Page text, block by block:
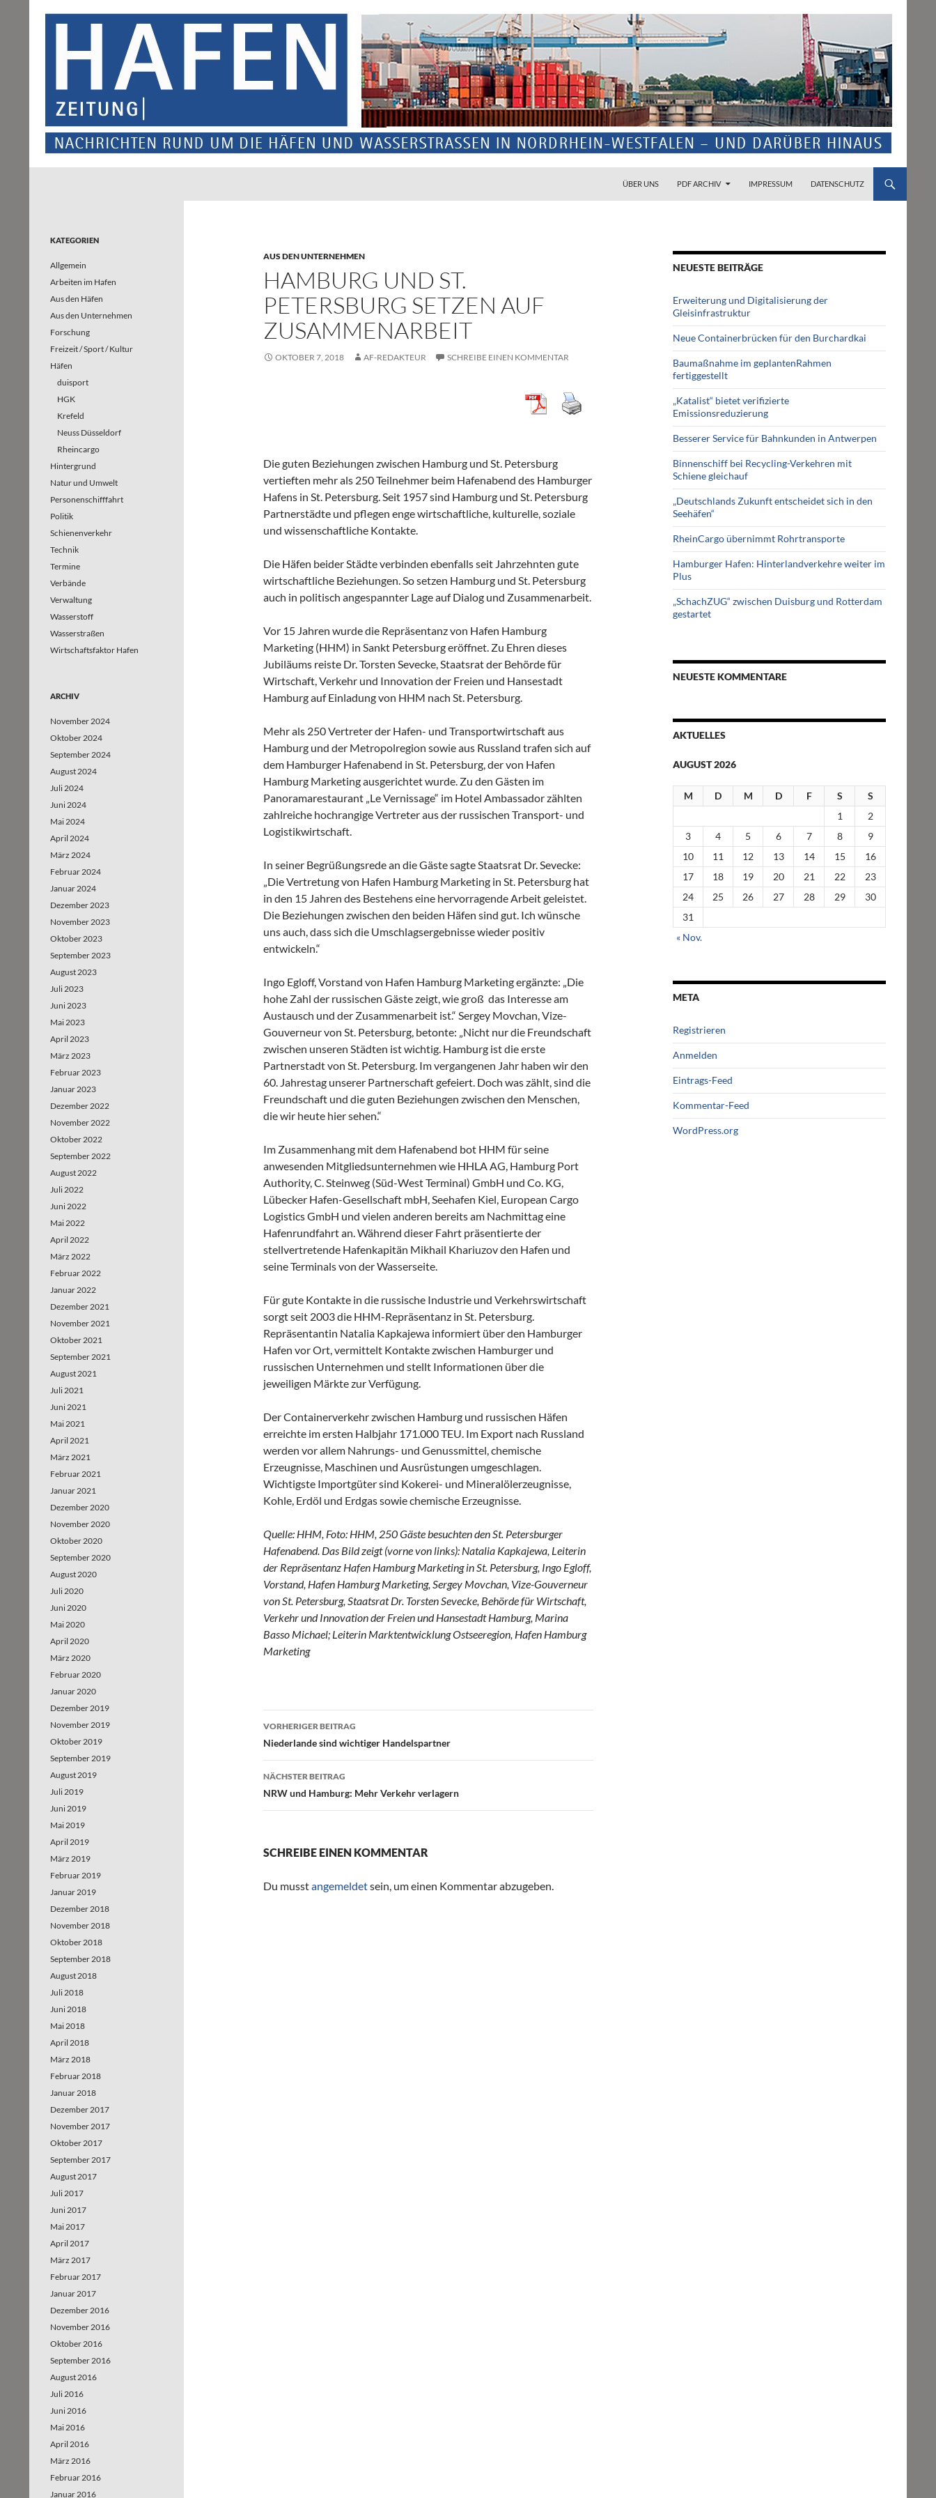
ÜBER UNS
PDF ARCHIV IMPRESSUM DATENSCHUTZ
AUS DEN UNTERNEHMEN
HAMBURG UND ST.
PETERSBURG SETZEN AUF
ZUSAMMENARBEIT
OKTOBER 7, 2018 AF-REDAKTEUR SCHREIBE EINEN KOMMENTAR
Die guten Beziehungen zwischen Hamburg und St. Petersburg
vertieften mehr als 250 Teilnehmer beim Hafenabend des Hamburger
Hafens in St. Petersburg. Seit 1957 sind Hamburg und St. Petersburg
Partnerstädte und pflegen enge wirtschaftliche, kulturelle, soziale
und wissenschaftliche Kontakte.
Die Häfen beider Städte verbinden ebenfalls seit Jahrzehnten gute
wirtschaftliche Beziehungen. So setzen Hamburg und St. Petersburg
auch in politisch angespannter Lage auf Dialog und Zusammenarbeit.
Vor 15 Jahren wurde die Repräsentanz von Hafen Hamburg
Marketing (HHM) in Sankt Petersburg eröffnet. Zu Ehren dieses
Jubiläums reiste Dr. Torsten Sevecke, Staatsrat der Behörde für
Wirtschaft, Verkehr und Innovation der Freien und Hansestadt
Hamburg auf Einladung von HHM nach St. Petersburg.
Mehr als 250 Vertreter der Hafen- und Transportwirtschaft aus
Hamburg und der Metropolregion sowie aus Russland trafen sich auf
dem Hamburger Hafenabend in St. Petersburg, der von Hafen
Hamburg Marketing ausgerichtet wurde. Zu den Gästen im
Panoramarestaurant „Le Vernissage“ im Hotel Ambassador zählten
zahlreiche hochrangige Vertreter aus der russischen Transport- und
Logistikwirtschaft.
In seiner Begrüßungsrede an die Gäste sagte Staatsrat Dr. Sevecke:
„Die Vertretung von Hafen Hamburg Marketing in St. Petersburg hat
in den 15 Jahren des Bestehens eine hervorragende Arbeit geleistet.
Die Beziehungen zwischen den beiden Häfen sind gut. Ich wünsche
uns auch, dass sich die Umschlagsergebnisse wieder positiv
entwickeln.“
Ingo Egloff, Vorstand von Hafen Hamburg Marketing ergänzte: „Die
hohe Zahl der russischen Gäste zeigt, wie groß das Interesse am
Austausch und der Zusammenarbeit ist.“ Sergey Movchan, Vize-
Gouverneur von St. Petersburg, betonte: „Nicht nur die Freundschaft
zwischen unseren Städten ist wichtig. Hamburg ist die erste
Partnerstadt von St. Petersburg. Im vergangenen Jahr haben wir den
60. Jahrestag unserer Partnerschaft gefeiert. Doch was zählt, sind die
Freundschaft und die guten Beziehungen zwischen den Menschen,
die wir heute hier sehen.“
Im Zusammenhang mit dem Hafenabend bot HHM für seine
anwesenden Mitgliedsunternehmen wie HHLA AG, Hamburg Port
Authority, C. Steinweg (Süd-West Terminal) GmbH und Co. KG,
Lübecker Hafen-Gesellschaft mbH, Seehafen Kiel, European Cargo
Logistics GmbH und vielen anderen bereits am Nachmittag eine
Hafenrundfahrt an. Während dieser Fahrt präsentierte der
stellvertretende Hafenkapitän Mikhail Khariuzov den Hafen und
seine Terminals von der Wasserseite.
Für gute Kontakte in die russische Industrie und Verkehrswirtschaft
sorgt seit 2003 die HHM-Repräsentanz in St. Petersburg.
Repräsentantin Natalia Kapkajewa informiert über den Hamburger
Hafen vor Ort, vermittelt Kontakte zwischen Hamburger und
russischen Unternehmen und stellt Informationen über die
jeweiligen Märkte zur Verfügung.
Der Containerverkehr zwischen Hamburg und russischen Häfen
erreichte im ersten Halbjahr 171.000 TEU. Im Export nach Russland
werden vor allem Nahrungs- und Genussmittel, chemische
Erzeugnisse, Maschinen und Ausrüstungen umgeschlagen.
Wichtigste Importgüter sind Kokerei- und Mineralölerzeugnisse,
Kohle, Erdöl und Erdgas sowie chemische Erzeugnisse.
Quelle: HHM, Foto: HHM, 250 Gäste besuchten den St. Petersburger
Hafenabend. Das Bild zeigt (vorne von links): Natalia Kapkajewa, Leiterin
der Repräsentanz Hafen Hamburg Marketing in St. Petersburg, Ingo Egloff,
Vorstand, Hafen Hamburg Marketing, Sergey Movchan, Vize-Gouverneur
von St. Petersburg, Staatsrat Dr. Torsten Sevecke, Behörde für Wirtschaft,
Verkehr und Innovation der Freien und Hansestadt Hamburg, Marina
Basso Michael; Leiterin Marktentwicklung Ostseeregion, Hafen Hamburg
Marketing
Beitragsnavigation
VORHERIGER BEITRAG
Niederlande sind wichtiger Handelspartner
NÄCHSTER BEITRAG
NRW und Hamburg: Mehr Verkehr verlagern
SCHREIBE EINEN KOMMENTAR
Du musstangemeldetsein, um einen Kommentar abzugeben.
NEUESTE BEITRÄGE
Erweiterung und Digitalisierung der
Gleisinfrastruktur
Neue Containerbrücken für den Burchardkai
Baumaßnahme im geplantenRahmen
fertiggestellt
„Katalist“ bietet verifizierte
Emissionsreduzierung
Besserer Service für Bahnkunden in Antwerpen
Binnenschiff bei Recycling-Verkehren mit
Schiene gleichauf
„Deutschlands Zukunft entscheidet sich in den
Seehäfen“
RheinCargo übernimmt Rohrtransporte
Hamburger Hafen: Hinterlandverkehre weiter im
Plus
„SchachZUG“ zwischen Duisburg und Rotterdam
gestartet
NEUESTE KOMMENTARE
AKTUELLES
AUGUST 2026
M D M D F S
S
1
2
3
4 5 6 7 8
9
10
11 12 13 14 15
16
17
18 19 20 21 22
23
24
25 26 27 28 29
30
31
« Nov.
META
Registrieren
Anmelden
Eintrags-Feed
Kommentar-Feed
WordPress.org
KATEGORIEN
Allgemein
Arbeiten im Hafen
Aus den Häfen
Aus den Unternehmen
Forschung
Freizeit / Sport / Kultur
Häfen
duisport
HGK
Krefeld
Neuss Düsseldorf
Rheincargo
Hintergrund
Natur und Umwelt
Personenschifffahrt
Politik
Schienenverkehr
Technik
Termine
Verbände
Verwaltung
Wasserstoff
Wasserstraßen
Wirtschaftsfaktor Hafen
ARCHIV
November 2024
Oktober 2024
September 2024
August 2024
Juli 2024
Juni 2024
Mai 2024
April 2024
März 2024
Februar 2024
Januar 2024
Dezember 2023
November 2023
Oktober 2023
September 2023
August 2023
Juli 2023
Juni 2023
Mai 2023
April 2023
März 2023
Februar 2023
Januar 2023
Dezember 2022
November 2022
Oktober 2022
September 2022
August 2022
Juli 2022
Juni 2022
Mai 2022
April 2022
März 2022
Februar 2022
Januar 2022
Dezember 2021
November 2021
Oktober 2021
September 2021
August 2021
Juli 2021
Juni 2021
Mai 2021
April 2021
März 2021
Februar 2021
Januar 2021
Dezember 2020
November 2020
Oktober 2020
September 2020
August 2020
Juli 2020
Juni 2020
Mai 2020
April 2020
März 2020
Februar 2020
Januar 2020
Dezember 2019
November 2019
Oktober 2019
September 2019
August 2019
Juli 2019
Juni 2019
Mai 2019
April 2019
März 2019
Februar 2019
Januar 2019
Dezember 2018
November 2018
Oktober 2018
September 2018
August 2018
Juli 2018
Juni 2018
Mai 2018
April 2018
März 2018
Februar 2018
Januar 2018
Dezember 2017
November 2017
Oktober 2017
September 2017
August 2017
Juli 2017
Juni 2017
Mai 2017
April 2017
März 2017
Februar 2017
Januar 2017
Dezember 2016
November 2016
Oktober 2016
September 2016
August 2016
Juli 2016
Juni 2016
Mai 2016
April 2016
März 2016
Februar 2016
Januar 2016